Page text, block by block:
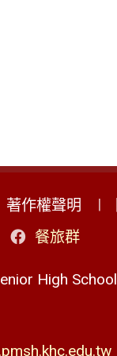
著作權聲明
餐旅群
High School